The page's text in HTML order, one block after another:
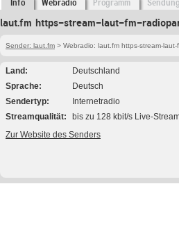
Info Webradio Programm
laut.fm https-stream-laut-fm-
Sender: laut.fm > Webradio: laut.fm https-stream-laut-
Land
Deutschland
Sprache
Deutsch
Sendertyp
Internetradio
Streamqualität
bis zu 128 kbit/s Live-
Zur Website des Senders